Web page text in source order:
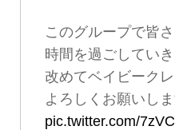
このグループで皆
時間を過ごしていき
改めてベイビーク
よろしくお願いし
pic.twitter.com/